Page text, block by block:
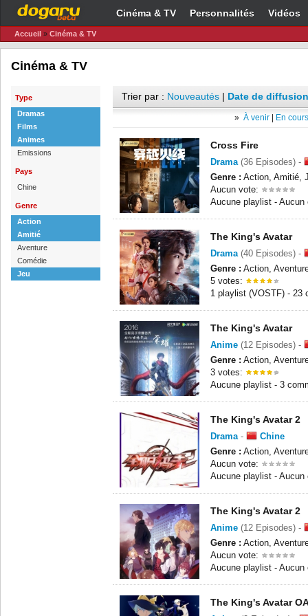
Cinéma & TV Personnalités Vidéos
Accueil » Cinéma & TV
Cinéma & TV
Type
Dramas
Films
Animes
Emissions
Pays
Chine
Genre
Action
Amitié
Aventure
Comédie
Jeu
Trier par : Nouveautés | Date de
» À venir En
Cross Fire
Drama(36 Episodes) -
Genre : Action, Amitié,
Aucun vote:
Aucune playlist - Aucun
The King's Avatar
Drama(40 Episodes) -
Genre : Action,
5 votes:
1 playlist (VOSTF) - 23
The King's Avatar
Anime (12 Episodes) -
Genre : Action,
3 votes:
Aucune playlist - 3
The King's Avatar 2
Drama-
Chine
Genre : Action,
Aucun vote:
Aucune playlist - Aucun
The King's Avatar 2
Anime (12 Episodes) -
Genre : Action,
Aucun vote:
Aucune playlist - Aucun
The King's Avatar